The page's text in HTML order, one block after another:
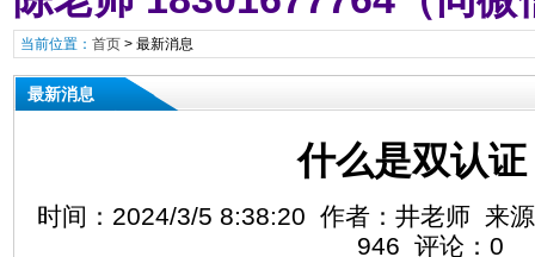
当前位置： 首页> 最新消息
最新消息
什么是双认证
时间：2024/3/5 8:38:20 作者：井老师 来
946 评论：0